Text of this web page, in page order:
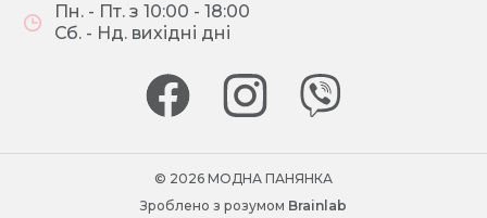
Пн. - Пт. з 10:00 - 18:00
Сб. - Нд. вихідні дні
© 2026 МОДНА ПАНЯНКА
Зроблено з розумом Brainlab